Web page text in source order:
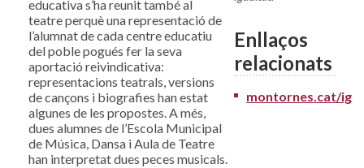
educativa s’ha reunit també al
teatre perquè una representació de
l’alumnat de cada centre educatiu
del poble pogués fer la seva
aportació reivindicativa:
representacions teatrals, versions
de cançons i biografies han estat
algunes de les propostes. A més,
dues alumnes de l’Escola Municipal
de Música, Dansa i Aula de Teatre
han interpretat dues peces musicals.
Enllaços
relacionats
montornes.cat/